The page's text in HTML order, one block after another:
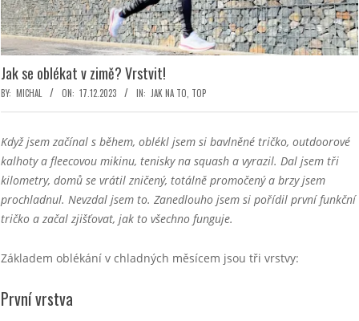
Jak se oblékat v zimě? Vrstvit!
BY: MICHAL ON: 17.12.2023 IN: JAK NA TO TOP
Když jsem začínal s během, oblékl jsem si bavlněné tričko, outdoorové
kalhoty a fleecovou mikinu, tenisky na squash a vyrazil. Dal jsem tři
kilometry, domů se vrátil zničený, totálně promočený a brzy jsem
prochladnul. Nevzdal jsem to. Zanedlouho jsem si pořídil první funkční
tričko a začal zjišťovat, jak to všechno funguje.
Základem oblékání v chladných měsícem jsou tři vrstvy:
První vrstva